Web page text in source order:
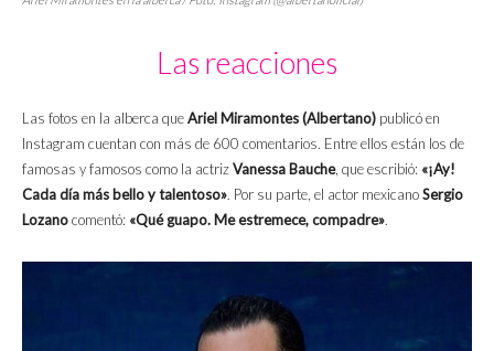
Las reacciones
Las fotos en la alberca queAriel Miramontes (Albertano) publicó en
Instagram cuentan con más de 600 comentarios. Entre ellos están los de
famosas y famosos como la actrizVanessa Bauche, que escribió: «¡Ay!
Cada día más bello y talentoso». Por su parte, el actor mexicanoSergio
Lozanocomentó: «Qué guapo. Me estremece, compadre».